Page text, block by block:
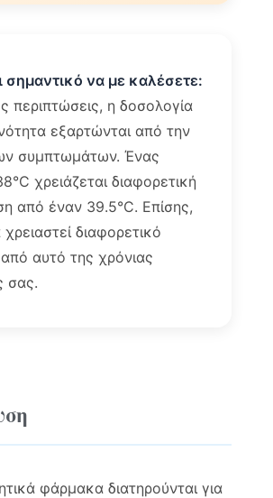
σημαντικό να με καλέσετε:
περιπτώσεις, η δοσολογία
εξαρτώνται από την
συμπτωμάτων. Ένας
χρειάζεται διαφορετική
από έναν 39.5°C. Επίσης,
διαφορετικό
αυτό της χρόνιας
σας.
φάρμακα διατηρούνται για